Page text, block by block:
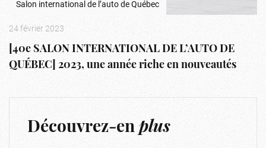
Salon international de l’auto de Québec
24 février 2023
[40e SALON INTERNATIONAL DE L’AUTO DE
QUÉBEC] 2023, une année riche en nouveautés
Découvrez-enplus